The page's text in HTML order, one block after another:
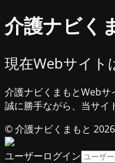
介護ナビく
現在Webサイト
介護ナビくまもとWebサ
誠に勝手ながら、当サイ
© 介護ナビくまもと 2026
ユーザーログイン